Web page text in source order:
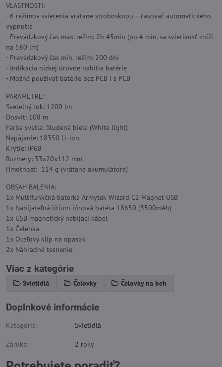
VLASTNOSTI:
- 6 režimov svietenia vrátane stroboskopu + časovač automatického
vypnutia
- Prevádzkový čas max. režim: 2h 45min (po 4 min. sa svietivosť zníži
na 580 lm)
- Prevádzkový čas min. režim: 200 dní
- Indikácia nízkej úrovne nabitia batérie
- Možné používať batérie bez PCB i s PCB
PARAMETRE:
Svetelný tok: 1200 lm
Dosvit: 108 m
Farba svetla: Studená biela (White light)
Napájanie: 18350 Li-ion
Krytie: IP68
Rozmery: 33x20x112 mm
Hmotnosť: 114 g (vrátane akumulátora)
OBSAH BALENIA:
1x Multifunkčná baterka Armytek Wizard C2 Magnet USB
1x Nabíjateľná lítium-iónová batéra 18650 (3500mAh)
1x USB magnetický nabíjací kábel
1x Čelenka
1x Oceľový klip na opasok
2x Náhradné tesnenie
Viac z kategórie
Svietidlá Čelovky Čelovky na beh
Doplnkové informácie
Kategória: Svietidlá
Záruka: 2 roky